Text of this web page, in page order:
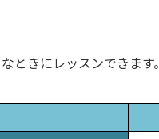
ときにレッスンできます。